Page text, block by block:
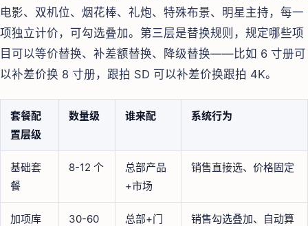
电影、双机位、烟花棒、礼炮、特殊布景、明星主持，每一
项独立计价，可勾选叠加。第三层是替换规则，规定哪些项
目可以等价替换、补差额替换、降级替换——比如 6 寸册可
以补差价换 8 寸册，跟拍 SD 可以补差价换跟拍 4K。
套餐配
置层级
数量级 谁来配 系统行为
基础套
餐
8-12 个
总部产品
+市场
销售直接选、价格固定
加项库
30-60
总部+门
销售勾选叠加、自动算